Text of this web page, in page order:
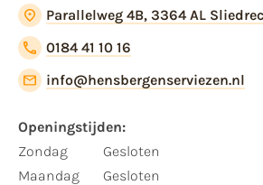
Parallelweg 4B, 3364 AL
0184 41 10 16
info@hensbergenserviezen.nl
Openingstijden:
Zondag
Maandag
Gesloten
Gesloten